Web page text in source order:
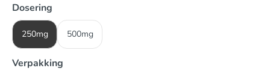
Dosering
250mg 500mg
Verpakking